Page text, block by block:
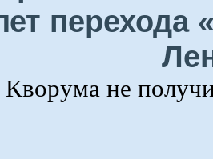
перехода
Кворума не